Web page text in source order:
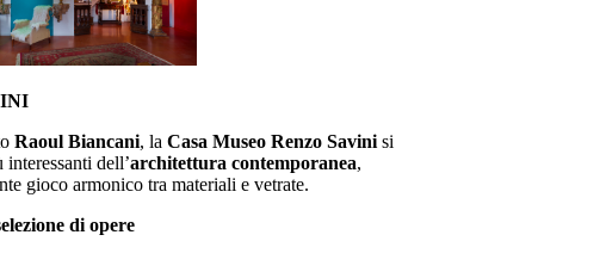
Raoul Biancani, la Casa Museo Renzo Savini si
dell’architettura contemporanea,
gioco armonico tra materiali e vetrate.
di opere